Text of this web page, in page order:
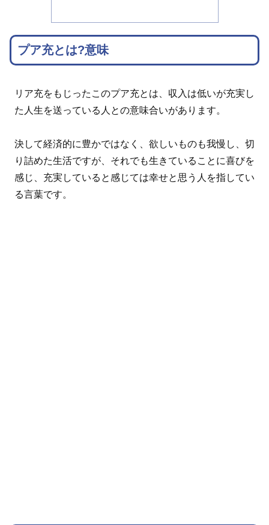
プア充とは?意味
リア充をもじったこのプア充とは、収入は低いが充実し
た人生を送っている人との意味合いがあります。
決して経済的に豊かではなく、欲しいものも我慢し、切
り詰めた生活ですが、それでも生きていることに喜びを
感じ、充実していると感じては幸せと思う人を指してい
る言葉です。